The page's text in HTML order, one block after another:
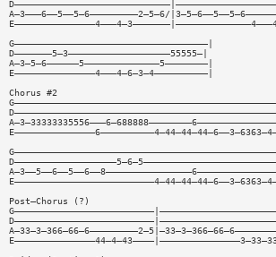
A—3———6——5——5—6—————————2—5—6/
G————————————————————————————————————|
D———————5—3———————————————————55555—|
A—3—5—6——————5——————————————5————————|
E———————————————4———4—6—3—4——————————|
Chorus #2
Post—Chorus (?)